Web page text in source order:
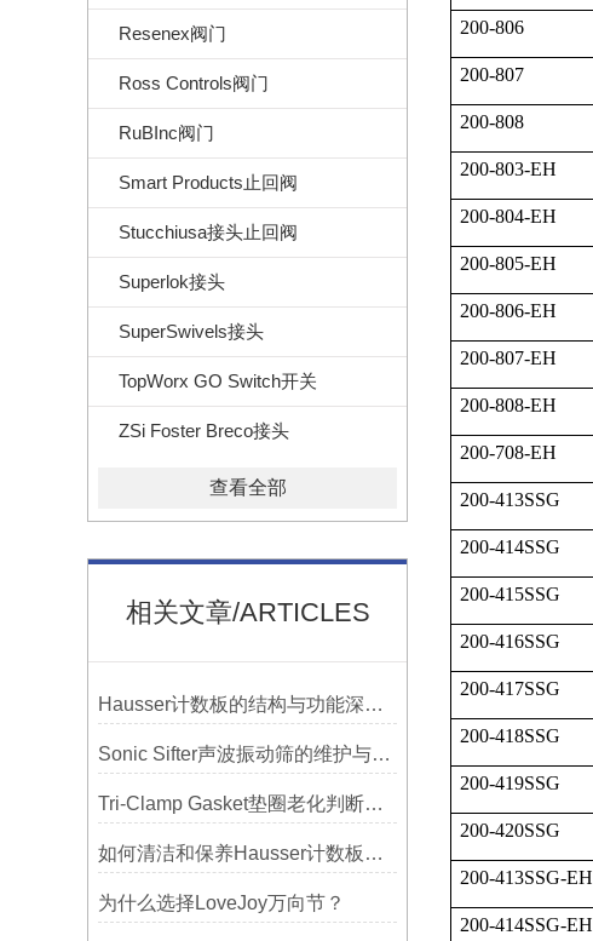
Resenex阀门
Ross Controls阀门
RuBInc阀门
Smart Products止回阀
Stucchiusa接头止回阀
Superlok接头
SuperSwivels接头
TopWorx GO Switch开关
ZSi Foster Breco接头
查看全部
相关文章/ARTICLES
Hausser计数板的结构与功能深度解析
Sonic Sifter声波振动筛的维护与保养指南
Tri-Clamp Gasket垫圈老化判断，定期更换维护要点
如何清洁和保养Hausser计数板，避免划伤网格线？
为什么选择LoveJoy万向节？
200-806
200-807
200-808
200-803-EH
200-804-EH
200-805-EH
200-806-EH
200-807-EH
200-808-EH
200-708-EH
200-413SSG
200-414SSG
200-415SSG
200-416SSG
200-417SSG
200-418SSG
200-419SSG
200-420SSG
200-413SSG-EH
200-414SSG-EH